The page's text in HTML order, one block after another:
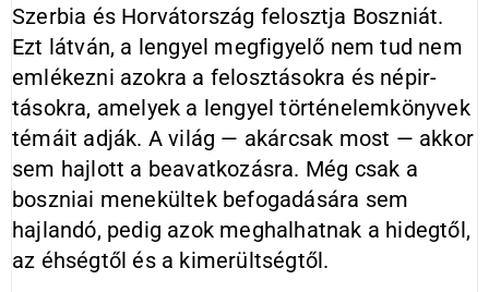
Szerbia és Horvátország felosztja Boszniát.
Ezt látván, a len­gyel megfigyelő nem tud nem
emlé­kezni azokra a felosztásokra és népir­
tásokra, amelyek a lengyel történe­lemkönyvek
témáit adják. A világ — akárcsak most — akkor
sem hajlott a beavatkozásra. Még csak a
boszniai menekültek befogadására sem
hajlan­dó, pedig azok meghalhatnak a hideg­től,
az éhségtől és a kimerültségtől.